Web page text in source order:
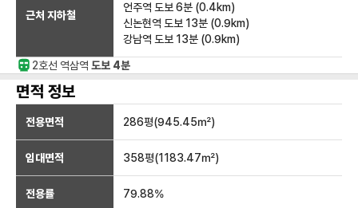
근처 지하철
언주역 도보 6분 (0.4km)
신논현역 도보 13분 (0.9km)
강남역 도보 13분 (0.9km)
2호선 역삼역 도보 4분
면적 정보
전용면적 286평(945.45㎡)
임대면적 358평(1183.47㎡)
전용률 79.88%